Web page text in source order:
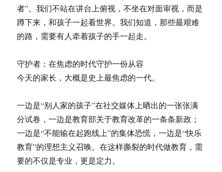
者”。我们不站在讲台上俯视，不坐在对面审视，而是
蹲下来，和孩子一起看世界。我们知道，那些最艰难
的路，需要有人牵着孩子的手一起走。
守护者：在焦虑的时代守护一份从容
今天的家长，大概是史上最焦虑的一代。
一边是“别人家的孩子”在社交媒体上晒出的一张张满
分试卷，一边是教育部关于教育改革的一条条新政；
一边是“不能输在起跑线上”的集体恐慌，一边是“快乐
教育”的理想主义召唤。在这样撕裂的时代做教育，需
要的不仅是专业，更是定力。